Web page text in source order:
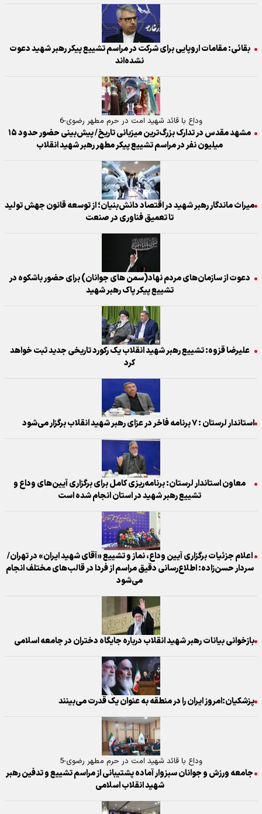
بقائی: مقامات اروپایی برای شرکت در مراسم تشییع پیکر رهبر شهید دعوت
نشده‌اند
وداع با قائد شهید امت در حرم مطهر رضوی-6
مشهد مقدس در تدارک بزرگ‌ترین میزبانی تاریخ/ پیش‌بینی حضور حدود ۱۵
میلیون نفر در مراسم تشییع پیکر مطهر رهبر شهید انقلاب
میراث ماندگار رهبر شهید در اقتصاد دانش‌بنیان؛ از توسعه قانون جهش تولید
تا تعمیق فناوری در صنعت
دعوت از سازمان‌های مردم نهاد(سمن های جوانان) برای حضور باشکوه در
تشییع پیکر پاک رهبر شهید
علیرضا قزوه: تشییع رهبر شهید انقلاب یک رکورد تاریخی جدید ثبت خواهد
کرد
استاندار لرستان : ۷ برنامه فاخر در عزای رهبر شهید انقلاب برگزار می‌شود
معاون استاندار لرستان: برنامه‌ریزی کامل برای برگزاری آیین‌های وداع و
تشییع رهبر شهید در استان انجام شده است
اعلام جزئیات برگزاری آیین وداع، نماز و تشییع «آقای شهید ایران» در تهران/
سردار حسن‌زاده: اطلاع‌رسانی دقیق مراسم از فردا در قالب‌های مختلف انجام
می‌شود
بازخوانی بیانات رهبر شهید انقلاب درباره جایگاه دختران در جامعه اسلامی
پزشکیان:امروز ایران را در منطقه به عنوان یک قدرت می‌بینند
وداع با قائد شهید امت در حرم مطهر رضوی-5
جامعه ورزش و جوانان سبزوار آماده پشتیبانی از مراسم تشییع و تدفین رهبر
شهید انقلاب اسلامی